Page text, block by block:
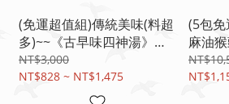
(免運超值組)傳統美味(料超
多)~~《古早味四神湯》
360g/包
NT$3,000
NT$828 ~ NT$1,475
(5包
麻油